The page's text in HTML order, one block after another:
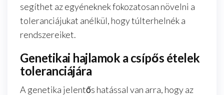
segíthet az egyéneknek fokozatosan növelni a
toleranciájukat anélkül, hogy túlterhelnék a
rendszereiket.
Genetikai hajlamok a csípős ételek
toleranciájára
A genetika jelentős hatással van arra, hogy az